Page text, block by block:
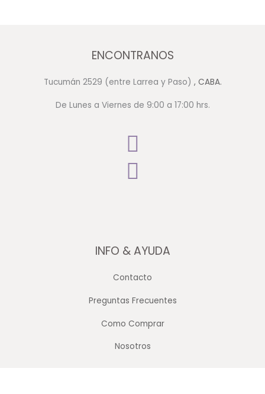
ENCONTRANOS
Tucumán 2529 (entre Larrea y Paso) , CABA.
De Lunes a Viernes de 9:00 a 17:00 hrs.
INFO & AYUDA
Contacto
Preguntas Frecuentes
Como Comprar
Nosotros